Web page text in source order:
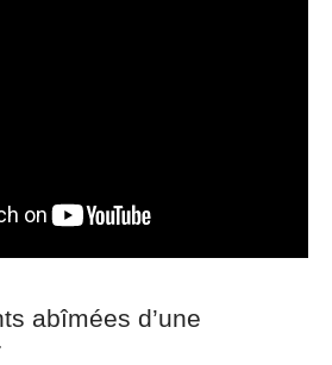
abîmées d’une